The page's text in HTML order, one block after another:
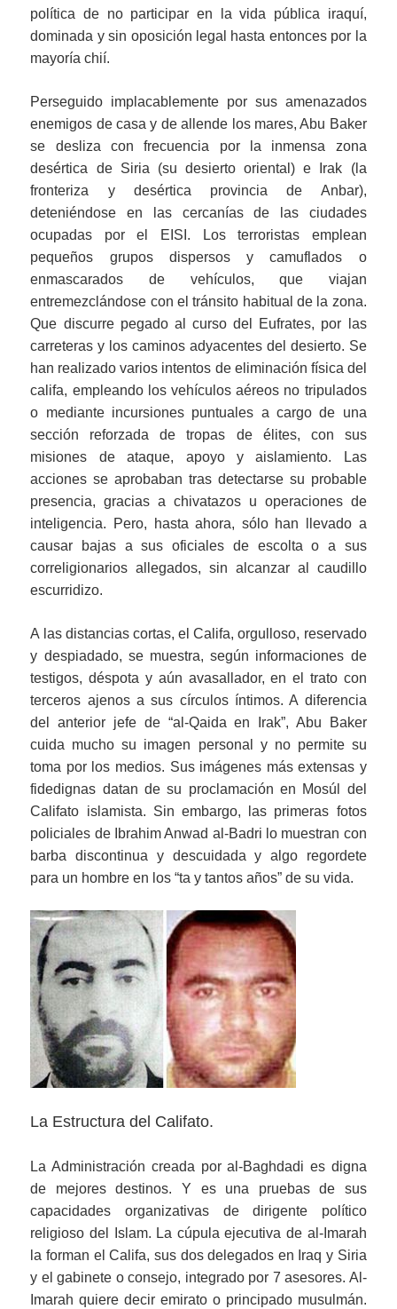
política de no participar en la vida pública iraquí,
dominada y sin oposición legal hasta entonces por la
mayoría chií.
Perseguido implacablemente por sus amenazados
enemigos de casa y de allende los mares, Abu Baker
se desliza con frecuencia por la inmensa zona
desértica de Siria (su desierto oriental) e Irak (la
fronteriza y desértica provincia de Anbar),
deteniéndose en las cercanías de las ciudades
ocupadas por el EISI. Los terroristas emplean
pequeños grupos dispersos y camuflados o
enmascarados de vehículos, que viajan
entremezclándose con el tránsito habitual de la zona.
Que discurre pegado al curso del Eufrates, por las
carreteras y los caminos adyacentes del desierto. Se
han realizado varios intentos de eliminación física del
califa, empleando los vehículos aéreos no tripulados
o mediante incursiones puntuales a cargo de una
sección reforzada de tropas de élites, con sus
misiones de ataque, apoyo y aislamiento. Las
acciones se aprobaban tras detectarse su probable
presencia, gracias a chivatazos u operaciones de
inteligencia. Pero, hasta ahora, sólo han llevado a
causar bajas a sus oficiales de escolta o a sus
correligionarios allegados, sin alcanzar al caudillo
escurridizo.
A las distancias cortas, el Califa, orgulloso, reservado
y despiadado, se muestra, según informaciones de
testigos, déspota y aún avasallador, en el trato con
terceros ajenos a sus círculos íntimos. A diferencia
del anterior jefe de “al-Qaida en Irak”, Abu Baker
cuida mucho su imagen personal y no permite su
toma por los medios. Sus imágenes más extensas y
fidedignas datan de su proclamación en Mosúl del
Califato islamista. Sin embargo, las primeras fotos
policiales de Ibrahim Anwad al-Badri lo muestran con
barba discontinua y descuidada y algo regordete
para un hombre en los “ta y tantos años” de su vida.
La Estructura del Califato.
La Administración creada por al-Baghdadi es digna
de mejores destinos. Y es una pruebas de sus
capacidades organizativas de dirigente político
religioso del Islam. La cúpula ejecutiva de al-Imarah
la forman el Califa, sus dos delegados en Iraq y Siria
y el gabinete o consejo, integrado por 7 asesores. Al-
Imarah quiere decir emirato o principado musulmán.